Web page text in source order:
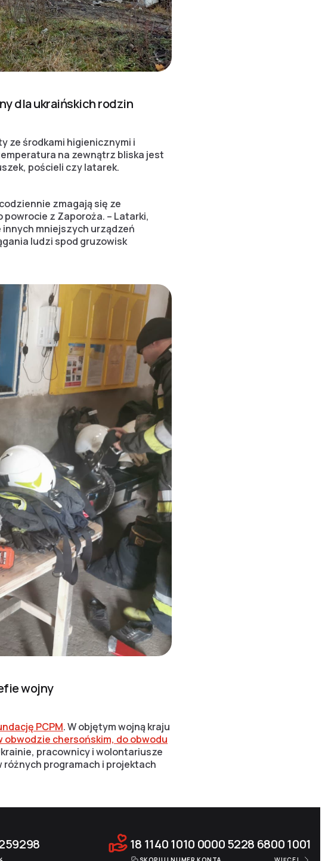
dla ukraińskich rodzin
ze środkami higienicznymi i
na zewnątrz bliska jest
pościeli czy latarek.
zmagają się ze
z Zaporoża. – Latarki,
mniejszych urządzeń
ludzi spod gruzowisk
wojny
PCPM. W objętym wojną kraju
chersońskim, do obwodu
pracownicy i wolontariusze
programach i projektach
18 1140 1010 0000 5228 6800 1001